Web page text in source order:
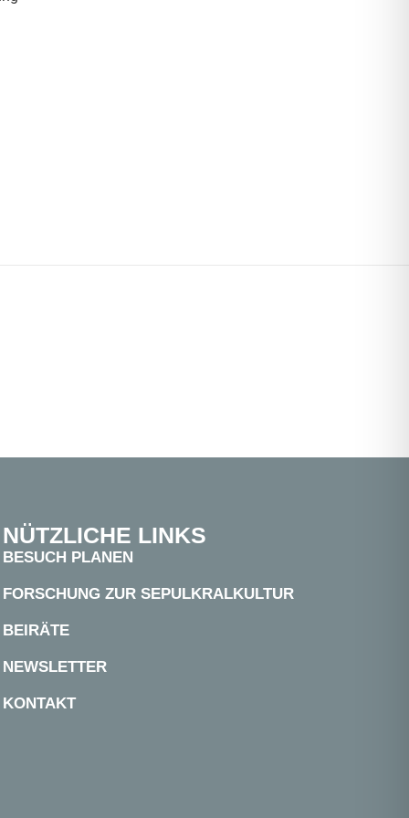
NÜTZLICHE LINKS
BESUCH PLANEN
FORSCHUNG ZUR SEPULKRALKULTUR
BEIRÄTE
NEWSLETTER
KONTAKT